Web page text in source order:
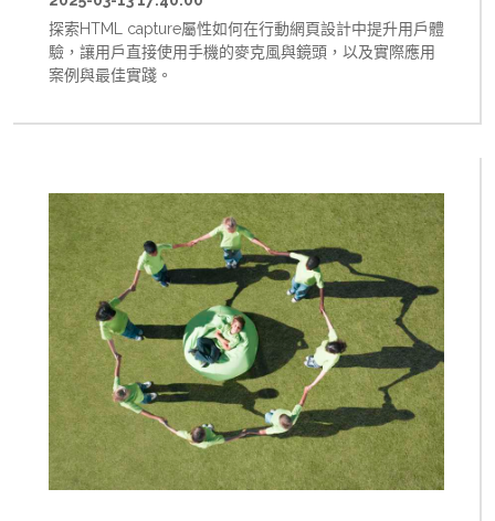
探索HTML capture屬性如何在行動網頁設計中提升用戶體
驗，讓用戶直接使用手機的麥克風與鏡頭，以及實際應用
案例與最佳實踐。